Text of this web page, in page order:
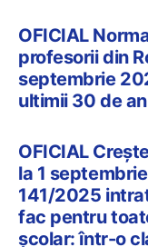
OFICIAL
profesorii din
septembrie
ultimii 30 de
OFICIAL
la 1
141/2025
fac pentru
școlar: într-o